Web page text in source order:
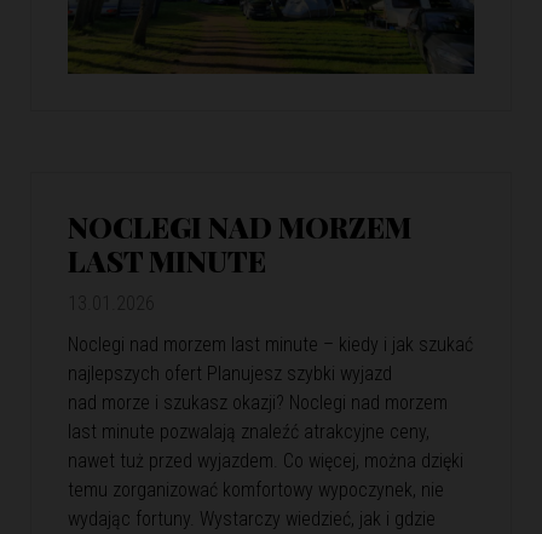
NOCLEGI NAD MORZEM
LAST MINUTE
Noclegi nad morzem last minute – kiedy i jak szukać
najlepszych ofert Planujesz szybki wyjazd
nad morze i szukasz okazji? Noclegi nad morzem
last minute pozwalają znaleźć atrakcyjne ceny,
nawet tuż przed wyjazdem. Co więcej, można dzięki
temu zorganizować komfortowy wypoczynek, nie
wydając fortuny. Wystarczy wiedzieć, jak i gdzie